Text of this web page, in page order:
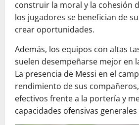
construir la moral y la cohesión
los jugadores se benefician de
crear oportunidades.
Además, los equipos con altas
suelen desempeñarse mejor en
La presencia de Messi en el
rendimiento de sus
efectivos frente a la portería y
capacidades ofensivas